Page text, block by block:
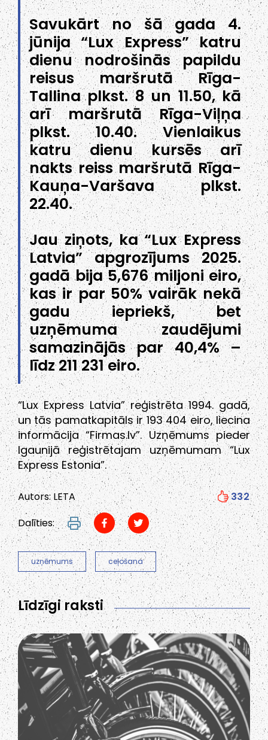
Savukārt no šā gada 4.
jūnija “Lux Express” katru
dienu nodrošinās papildu
reisus maršrutā Rīga-
Tallina plkst. 8 un 11.50, kā
arī maršrutā Rīga-Viļņa
plkst. 10.40. Vienlaikus
katru dienu kursēs arī
nakts reiss maršrutā Rīga-
Kauņa-Varšava plkst.
22.40.
Jau ziņots, ka “Lux Express
Latvia” apgrozījums 2025.
gadā bija 5,676 miljoni eiro,
kas ir par 50% vairāk nekā
gadu iepriekš, bet
uzņēmuma zaudējumi
samazinājās par 40,4% –
līdz 211 231 eiro.
“Lux Express Latvia” reģistrēta 1994. gadā,
un tās pamatkapitāls ir 193 404 eiro, liecina
informācija “Firmas.lv”. Uzņēmums pieder
Igaunijā reģistrētajam uzņēmumam “Lux
Express Estonia”.
Autors: LETA
332
Dalīties:
uzņēmums ceļošana
Līdzīgi raksti